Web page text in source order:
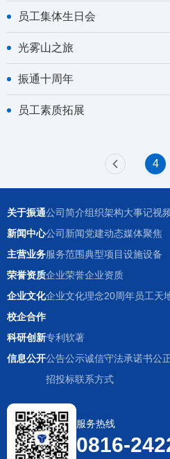
员工集体生日会
光雾山之旅
振通十周年
员工素质拓展
4
关于振通公司简介组织架构大事记视
新闻中心公司新闻党建动态媒体聚焦
主营业务服务范围典型项目设施设备
荣誉资质企业荣誉企业资质
企业文化企业文化理念20周年员工天
校企合作
科研创新专利 软著
信息公开公告公示诚信守法承诺书公
招投标联系方式
服务热线
0816-